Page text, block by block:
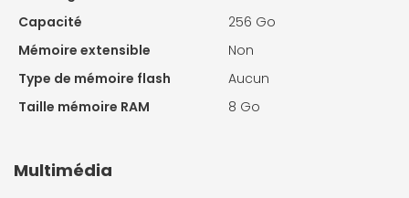
Capacité
256 Go
Mémoire extensible
Non
Type de mémoire flash
Aucun
Taille mémoire RAM
8 Go
Multimédia